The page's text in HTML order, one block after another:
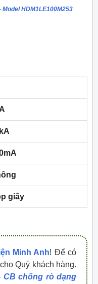
HDM1LE100M253
giấy
Minh Anh! Để có
Quý khách hàng.
CB chống rò dạng